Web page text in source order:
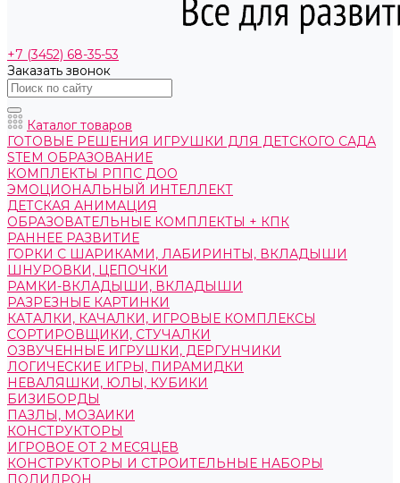
+7 (3452) 68-35-53
Заказать звонок
Каталог товаров
ГОТОВЫЕ РЕШЕНИЯ ИГРУШКИ ДЛЯ ДЕТСКОГО САДА
STEM ОБРАЗОВАНИЕ
КОМПЛЕКТЫ РППС ДОО
ЭМОЦИОНАЛЬНЫЙ ИНТЕЛЛЕКТ
ДЕТСКАЯ АНИМАЦИЯ
ОБРАЗОВАТЕЛЬНЫЕ КОМПЛЕКТЫ + КПК
РАННЕЕ РАЗВИТИЕ
ГОРКИ С ШАРИКАМИ, ЛАБИРИНТЫ, ВКЛАДЫШИ
ШНУРОВКИ, ЦЕПОЧКИ
РАМКИ-ВКЛАДЫШИ, ВКЛАДЫШИ
РАЗРЕЗНЫЕ КАРТИНКИ
КАТАЛКИ, КАЧАЛКИ, ИГРОВЫЕ КОМПЛЕКСЫ
СОРТИРОВЩИКИ, СТУЧАЛКИ
ОЗВУЧЕННЫЕ ИГРУШКИ, ДЕРГУНЧИКИ
ЛОГИЧЕСКИЕ ИГРЫ, ПИРАМИДКИ
НЕВАЛЯШКИ, ЮЛЫ, КУБИКИ
БИЗИБОРДЫ
ПАЗЛЫ, МОЗАИКИ
КОНСТРУКТОРЫ
ИГРОВОЕ ОТ 2 МЕСЯЦЕВ
КОНСТРУКТОРЫ И СТРОИТЕЛЬНЫЕ НАБОРЫ
ПОЛИДРОН